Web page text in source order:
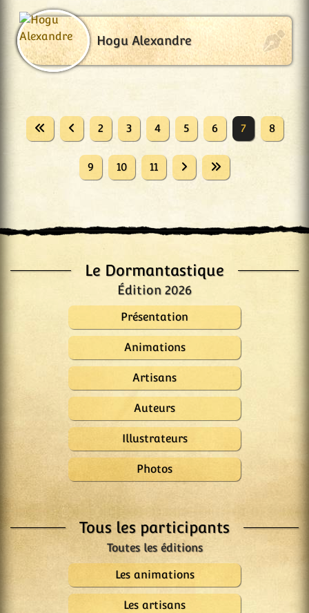
Le Dormantastique
Édition 2026
Présentation
Animations
Artisans
Auteurs
Illustrateurs
Photos
Tous les participants
Les animations
Les artisans
Hogu Alexandre
2 3 4 5 6 7 8
9 10 11